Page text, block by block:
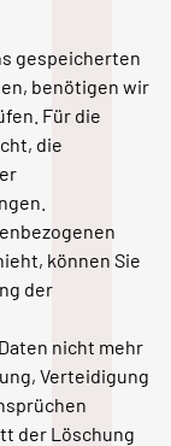
gespeicherten
benötigen wir
Für die
die
können Sie
der
nicht mehr
Verteidigung
der Löschung